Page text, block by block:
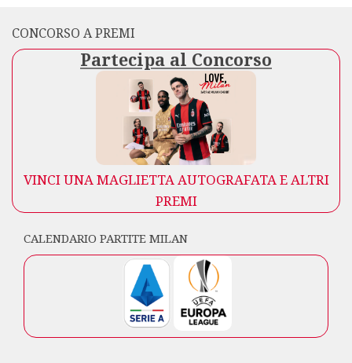
CONCORSO A PREMI
Partecipa al Concorso
VINCI UNA MAGLIETTA AUTOGRAFATA E ALTRI
PREMI
CALENDARIO PARTITE MILAN